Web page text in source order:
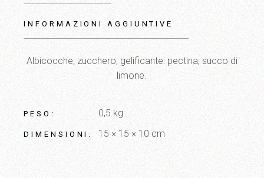
INFORMAZIONI AGGIUNTIVE
Albicocche, zucchero, gelificante: pectina, succo di
limone.
PESO 0,5 kg
DIMENSIONI 15 × 15 × 10 cm